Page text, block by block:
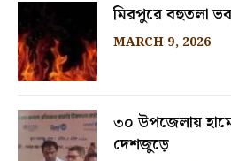
মিরপুরে বহুতলা
MARCH 9, 2026
৩০ উপজেলায়
দেশজুড়ে